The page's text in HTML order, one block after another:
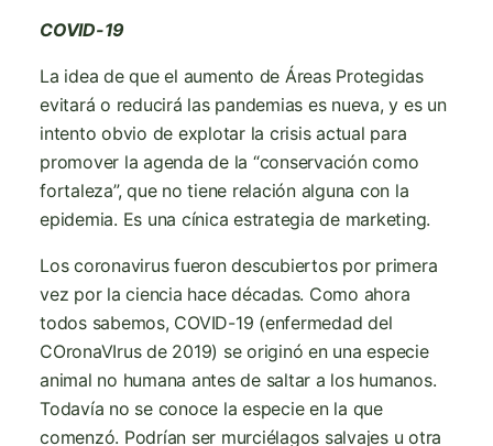
COVID-19
La idea de que el aumento de Áreas Protegidas
evitará o reducirá las pandemias es nueva, y es un
intento obvio de explotar la crisis actual para
promover la agenda de la “conservación como
fortaleza”, que no tiene relación alguna con la
epidemia. Es una cínica estrategia de marketing.
Los coronavirus fueron descubiertos por primera
vez por la ciencia hace décadas. Como ahora
todos sabemos, COVID-19 (enfermedad del
COronaVIrus de 2019) se originó en una especie
animal no humana antes de saltar a los humanos.
Todavía no se conoce la especie en la que
comenzó. Podrían ser murciélagos salvajes u otra